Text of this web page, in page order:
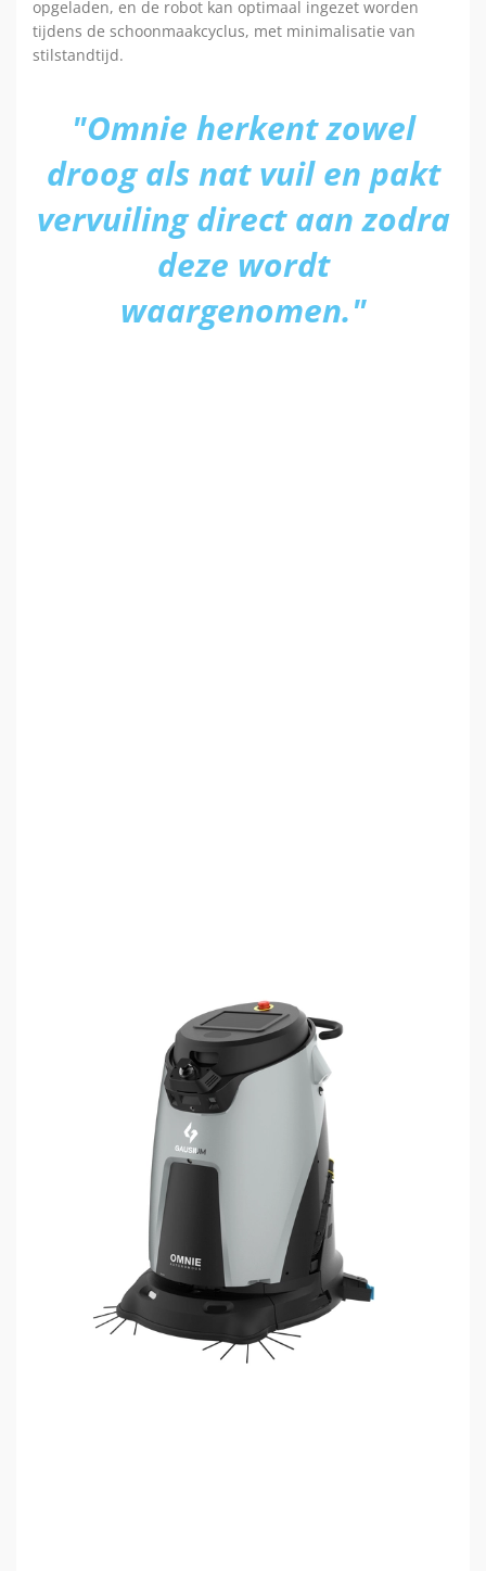
opgeladen, en de robot kan optimaal ingezet worden
tijdens de schoonmaakcyclus, met minimalisatie van
stilstandtijd.
"Omnie herkent zowel
droog als nat vuil en pakt
vervuiling direct aan zodra
deze wordt
waargenomen."